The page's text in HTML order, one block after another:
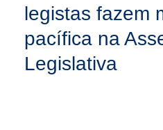
legistas fazem
pacífica na
Legislativa